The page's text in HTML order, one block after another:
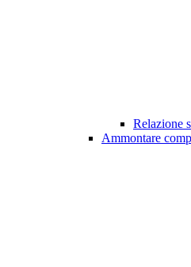
Relazione
Ammontare